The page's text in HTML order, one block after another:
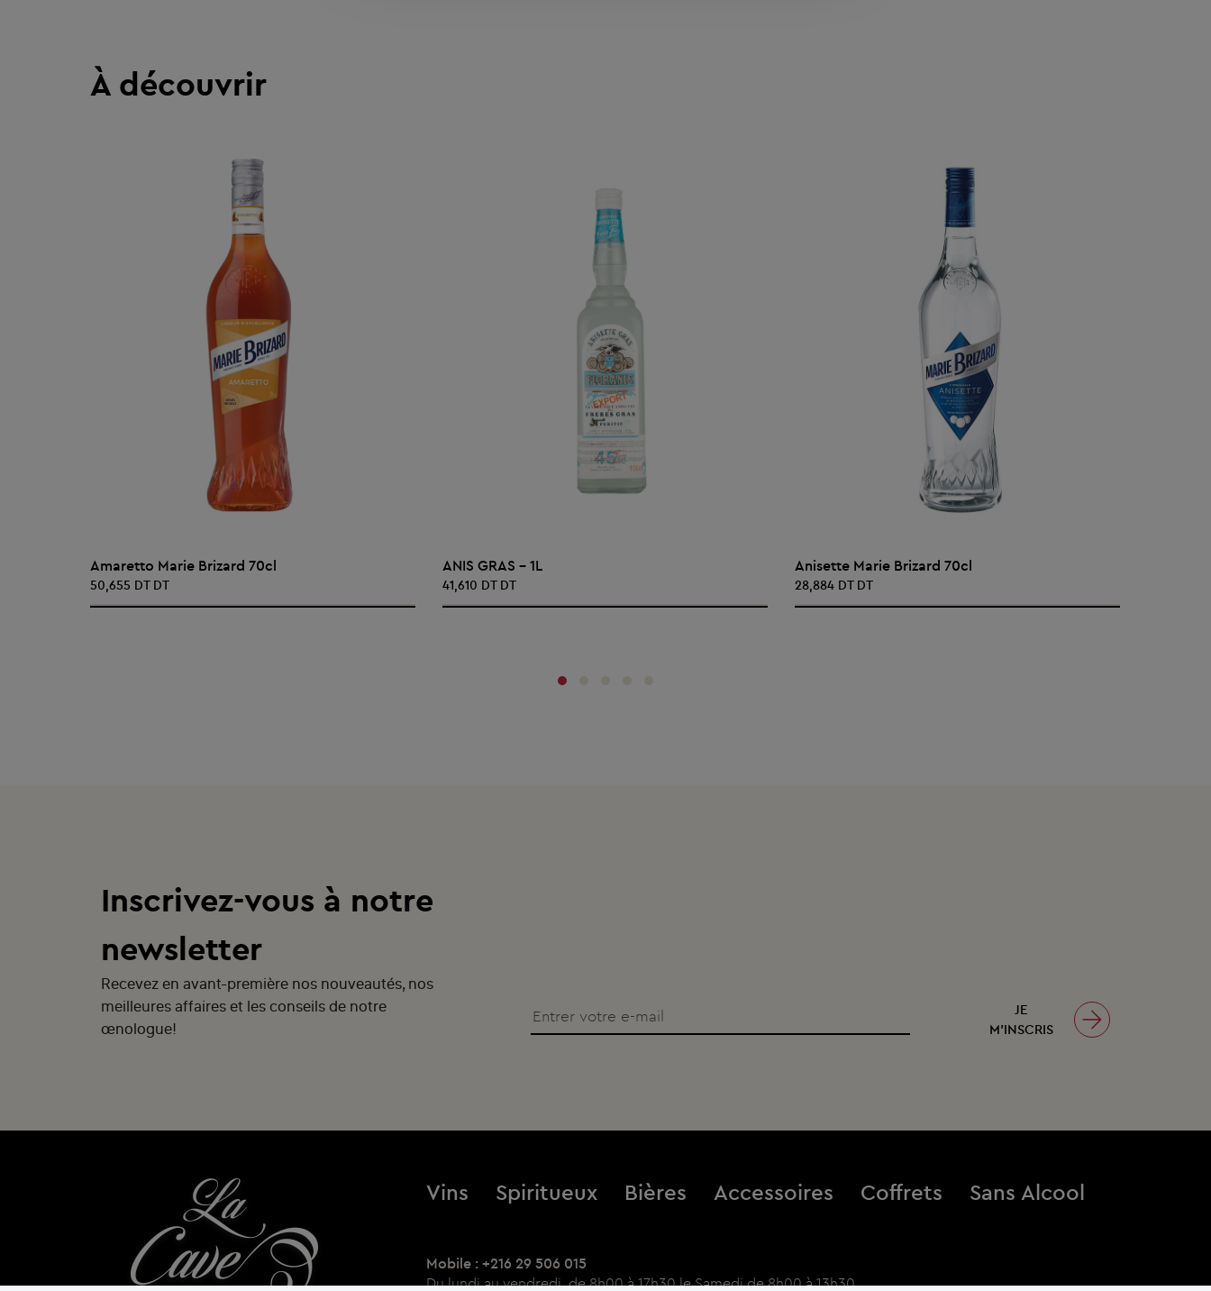
À découvrir
AJOUTER AU PANIER
Amaretto Marie Brizard 70cl
50,655 DT DT
ANIS GRAS - 1L
41,610 DT DT
AJOUTER AU PANIER
Anisette Marie Brizard 70cl
28,884 DT DT
Inscrivez-vous à notre
newsletter
Recevez en avant-première nos nouveautés, nos
meilleures affaires et les conseils de notre
œnologue!
JE
M’INSCRIS
Vins Spiritueux Bières Accessoires Coffrets Sans Alcool
Mobile : +216 29 506 015
Du lundi au vendredi, de 8h00 à 17h30 le Samedi de 8h00 à 13h30